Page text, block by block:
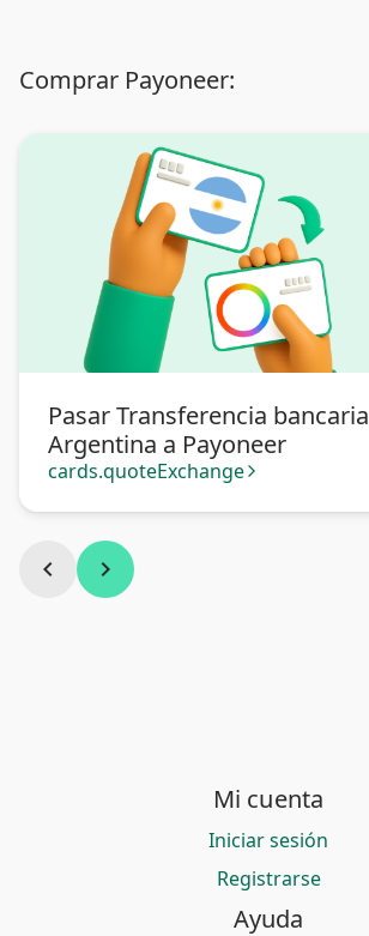
Comprar Payoneer:
Pasar Transferencia bancaria
Argentina a Payoneer
cards.quoteExchange arrow_forward_ios
chevron_left chevron_right
Mi cuenta
Iniciar sesión
Registrarse
Ayuda